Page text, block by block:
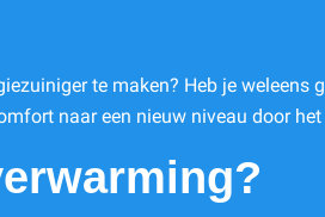
te maken? Heb je weleens
naar een nieuw niveau door